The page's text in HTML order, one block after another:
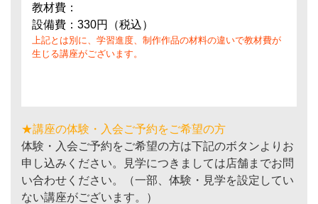
教材費：
設備費：330円（税込）
上記とは別に、学習進度、制作作品の材料の違いで教材費が
生じる講座がございます。
★講座の体験・入会ご予約をご希望の方
体験・入会ご予約をご希望の方は下記のボタンよりお
申し込みください。見学につきましては店舗までお問
い合わせください。（一部、体験・見学を設定してい
ない講座がございます。）